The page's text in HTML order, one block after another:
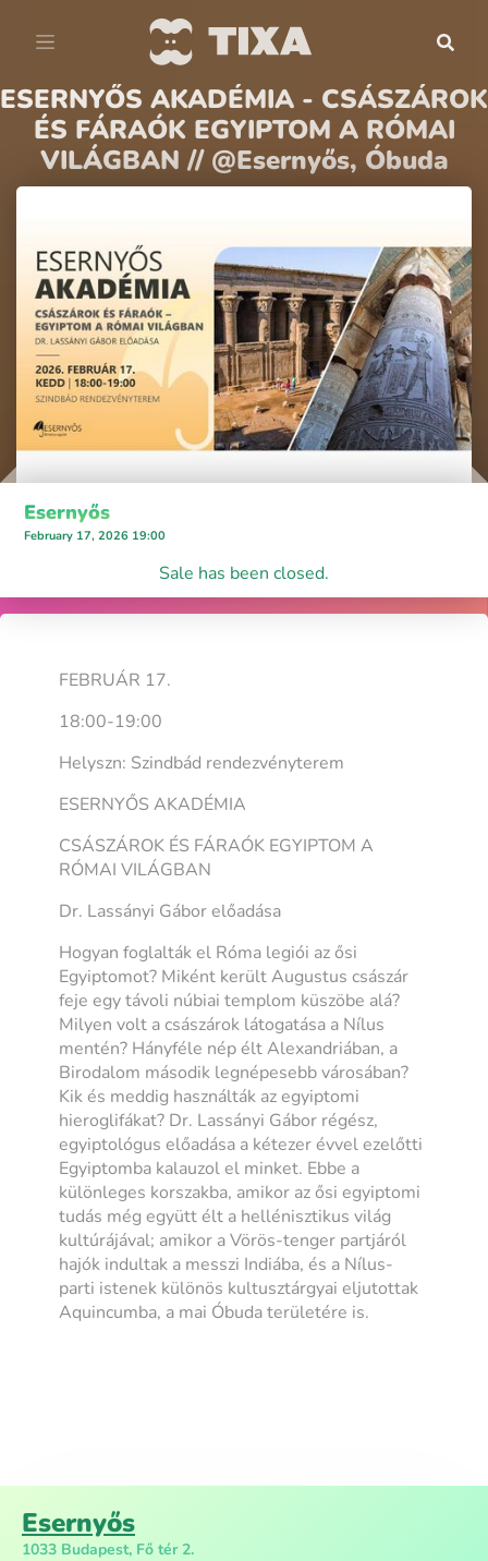
ESERNYŐS AKADÉMIA - CSÁSZÁROK
ÉS FÁRAÓK EGYIPTOM A RÓMAI
VILÁGBAN // @Esernyős, Óbuda
Esernyős
February 17, 2026 19:00
Sale has been closed.
FEBRUÁR 17.
18:00-19:00
Helyszn: Szindbád rendezvényterem
ESERNYŐS AKADÉMIA
CSÁSZÁROK ÉS FÁRAÓK EGYIPTOM A
RÓMAI VILÁGBAN
Dr. Lassányi Gábor előadása
Hogyan foglalták el Róma legiói az ősi
Egyiptomot? Miként került Augustus császár
feje egy távoli núbiai templom küszöbe alá?
Milyen volt a császárok látogatása a Nílus
mentén? Hányféle nép élt Alexandriában, a
Birodalom második legnépesebb városában?
Kik és meddig használták az egyiptomi
hieroglifákat? Dr. Lassányi Gábor régész,
egyiptológus előadása a kétezer évvel ezelőtti
Egyiptomba kalauzol el minket. Ebbe a
különleges korszakba, amikor az ősi egyiptomi
tudás még együtt élt a hellénisztikus világ
kultúrájával; amikor a Vörös-tenger partjáról
hajók indultak a messzi Indiába, és a Nílus-
parti istenek különös kultusztárgyai eljutottak
Aquincumba, a mai Óbuda területére is.
Esernyős
1033 Budapest, Fő tér 2.